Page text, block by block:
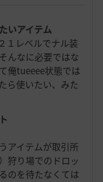
いアイテム
１レベルでナル装
んなに必要ではな
俺tueeee状態では
ら使いたい、みた
アイテムが取引所
狩り場でのドロッ
のを待たなくては